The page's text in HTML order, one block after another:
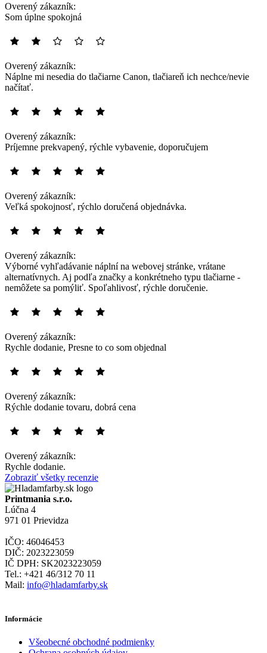
Overený zákazník:
Som úplne spokojná
Overený zákazník:
Náplne mi nesedia do tlačiarne Canon, tlačiareň ich nechce/nevie
načítať.
Overený zákazník:
Príjemne prekvapený, rýchle vybavenie, doporučujem
Overený zákazník:
Veľká spokojnosť, rýchlo doručená objednávka.
Overený zákazník:
Výborné vyhľadávanie náplní na webovej stránke, vrátane
alternatívnych. Aj podľa značky a konkrétneho typu tlačiarne -
nemôžete sa pomýliť. Spoľahlivosť, rýchle doručenie.
Overený zákazník:
Rychle dodanie, Presne to co som objednal
Overený zákazník:
Rýchle dodanie tovaru, dobrá cena
Overený zákazník:
Rychle dodanie.
Zobraziť všetky recenzie
Printmania s.r.o.
Lúčna 4
971 01 Prievidza
IČO: 46046453
DIČ: 2023223059
IČ DPH: SK2023223059
Tel.: +421 46/312 70 11
Mail: info@hladamfarby.sk
Informácie
Všeobecné obchodné podmienky